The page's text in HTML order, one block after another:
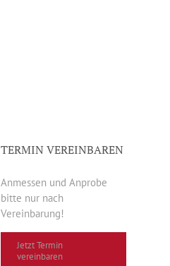
TERMIN VEREINBAREN
Anmessen und Anprobe
bitte nur nach
Vereinbarung!
Jetzt Termin
vereinbaren